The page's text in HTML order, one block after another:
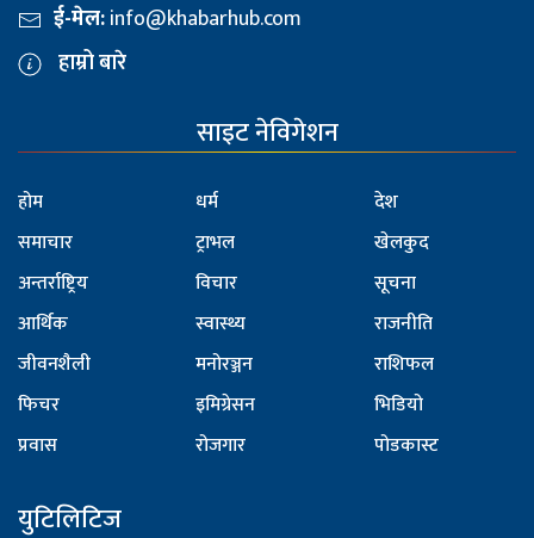
ई-मेल:info@khabarhub.com
हाम्रो बारे
साइट नेविगेशन
होम
समाचार
अन्तर्राष्ट्रिय
आर्थिक
जीवनशैली
फिचर
प्रवास
धर्म
ट्राभल
विचार
स्वास्थ्य
मनोरञ्जन
इमिग्रेसन
रोजगार
देश
खेलकुद
सूचना
राजनीति
राशिफल
भिडियो
पोडकास्ट
युटिलिटिज